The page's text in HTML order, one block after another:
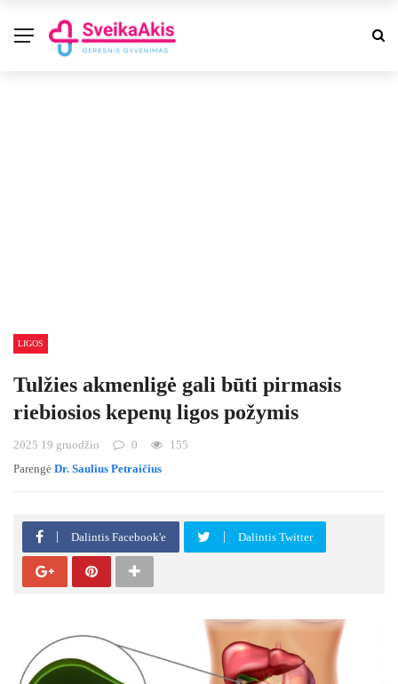
LIGOS
Tulžies akmenligė gali būti pirmasis
riebiosios kepenų ligos požymis
2025 19 gruodžio 0
155
Parengė Dr. Saulius Petraičius
Dalintis Facebook'e Dalintis Twitter